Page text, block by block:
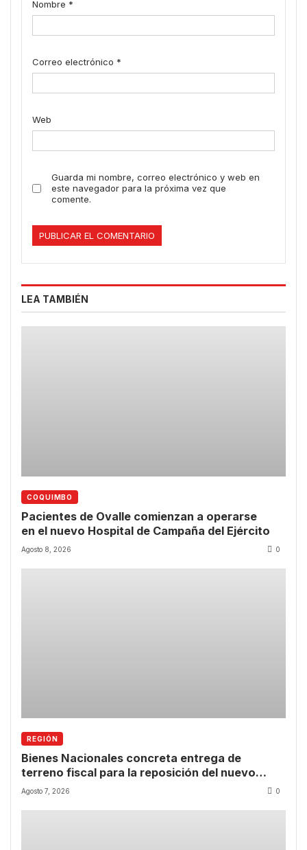
Nombre *
Correo electrónico *
Web
Guarda mi nombre, correo electrónico y web en
este navegador para la próxima vez que
comente.
LEA TAMBIÉN
COQUIMBO
Pacientes de Ovalle comienzan a operarse
en el nuevo Hospital de Campaña del Ejército
Agosto 8, 2026 0
REGIÓN
Bienes Nacionales concreta entrega de
terreno fiscal para la reposición del nuevo
CESFAM de Las Compañías
Agosto 7, 2026 0